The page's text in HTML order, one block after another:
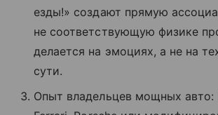
езды!» создают прямую
не соответствующую физике
делается на эмоциях, а не на
сути.
Опыт владельцев мощных авто: